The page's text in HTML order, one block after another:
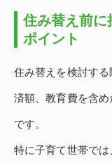
住み替え前に
ポイント
住み替えを検討す
済額、教育費を含
です。
特に子育て世帯で